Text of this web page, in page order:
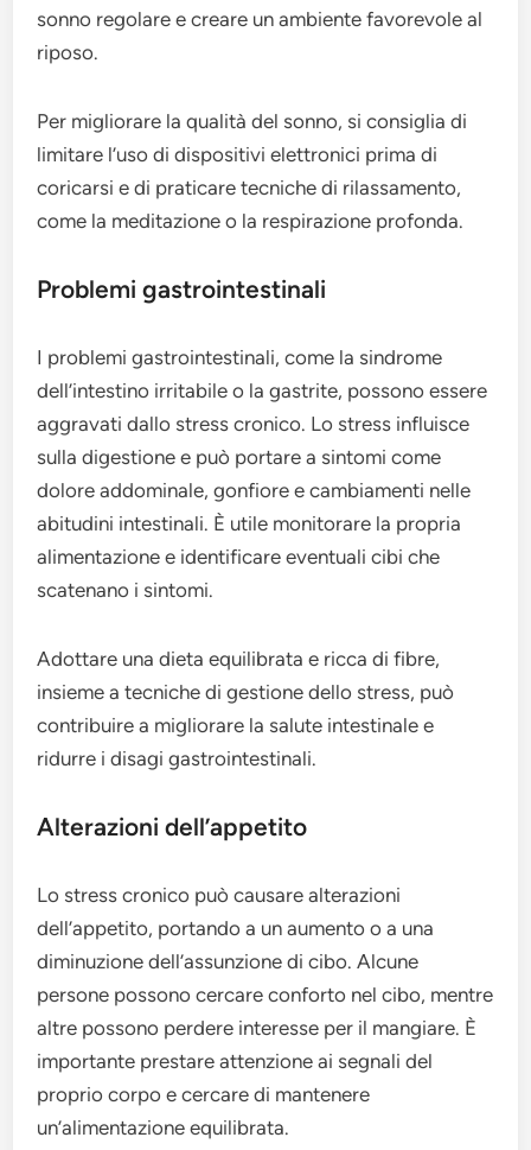
sonno regolare e creare un ambiente favorevole al
riposo.
Per migliorare la qualità del sonno, si consiglia di
limitare l’uso di dispositivi elettronici prima di
coricarsi e di praticare tecniche di rilassamento,
come la meditazione o la respirazione profonda.
Problemi gastrointestinali
I problemi gastrointestinali, come la sindrome
dell’intestino irritabile o la gastrite, possono essere
aggravati dallo stress cronico. Lo stress influisce
sulla digestione e può portare a sintomi come
dolore addominale, gonfiore e cambiamenti nelle
abitudini intestinali. È utile monitorare la propria
alimentazione e identificare eventuali cibi che
scatenano i sintomi.
Adottare una dieta equilibrata e ricca di fibre,
insieme a tecniche di gestione dello stress, può
contribuire a migliorare la salute intestinale e
ridurre i disagi gastrointestinali.
Alterazioni dell’appetito
Lo stress cronico può causare alterazioni
dell’appetito, portando a un aumento o a una
diminuzione dell’assunzione di cibo. Alcune
persone possono cercare conforto nel cibo, mentre
altre possono perdere interesse per il mangiare. È
importante prestare attenzione ai segnali del
proprio corpo e cercare di mantenere
un’alimentazione equilibrata.